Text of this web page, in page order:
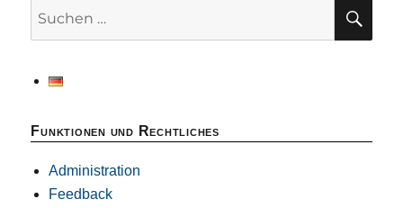
Funktionen und Rechtliches
Administration
Feedback